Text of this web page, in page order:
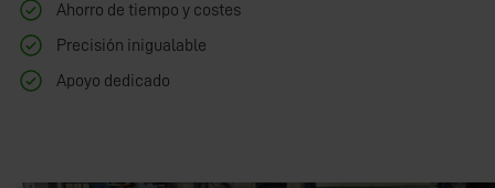
Ahorro de tiempo y costes
Precisión inigualable
Apoyo dedicado